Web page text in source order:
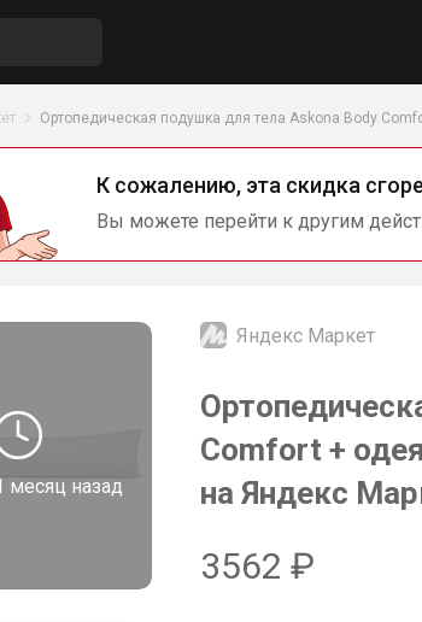
Ортопедическая подушка для тела Askona Body
К сожалению, эта скидка
Вы можете перейти к другим
месяц назад
Яндекс Маркет
Comfort +
на Яндекс
3562 ₽